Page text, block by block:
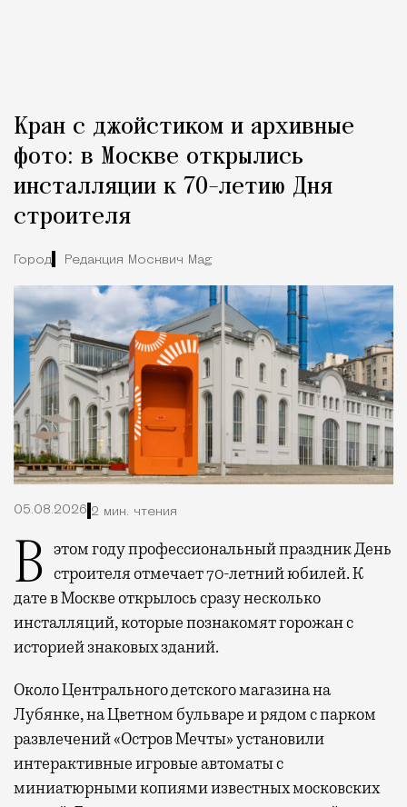
Кран с джойстиком и архивные
фото: в Москве открылись
инсталляции к 70-летию Дня
строителя
Город Редакция Москвич Mag
05.08.2026 2 мин. чтения
В этом году профессиональный праздник День строителя отмечает 70-летний юбилей. К
дате в Москве открылось сразу несколько
инсталляций, которые познакомят горожан с
историей знаковых зданий.
Около Центрального детского магазина на
Лубянке, на Цветном бульваре и рядом с парком
развлечений «Остров Мечты» установили
интерактивные игровые автоматы с
миниатюрными копиями известных московских